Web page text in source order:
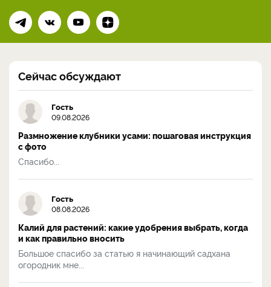
Сейчас обсуждают
Гость
09.08.2026
Размножение клубники усами: пошаговая инструкция
с фото
Спасибо...
Гость
08.08.2026
Калий для растений: какие удобрения выбрать, когда
и как правильно вносить
Большое спасибо за статью я начинающий садхана
огородник мне...